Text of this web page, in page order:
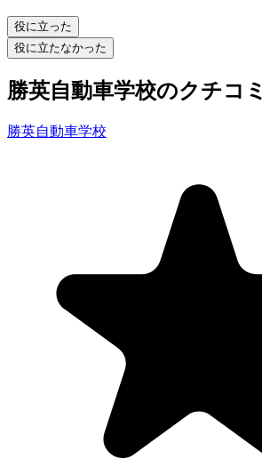
役に立った
役に立たなかった
勝英自動車学校のクチコミ
勝英自動車学校